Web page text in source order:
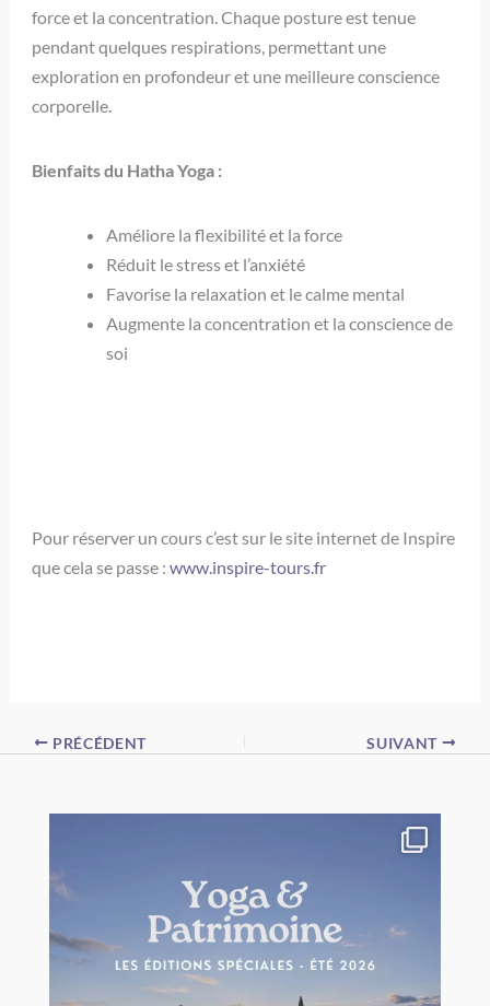
force et la concentration. Chaque posture est tenue
pendant quelques respirations, permettant une
exploration en profondeur et une meilleure conscience
corporelle.
Bienfaits du Hatha Yoga :
Améliore la flexibilité et la force
Réduit le stress et l’anxiété
Favorise la relaxation et le calme mental
Augmente la concentration et la conscience de
soi
Pour réserver un cours c’est sur le site internet de Inspire
que cela se passe : www.inspire-tours.fr
PRÉCÉDENT SUIVANT